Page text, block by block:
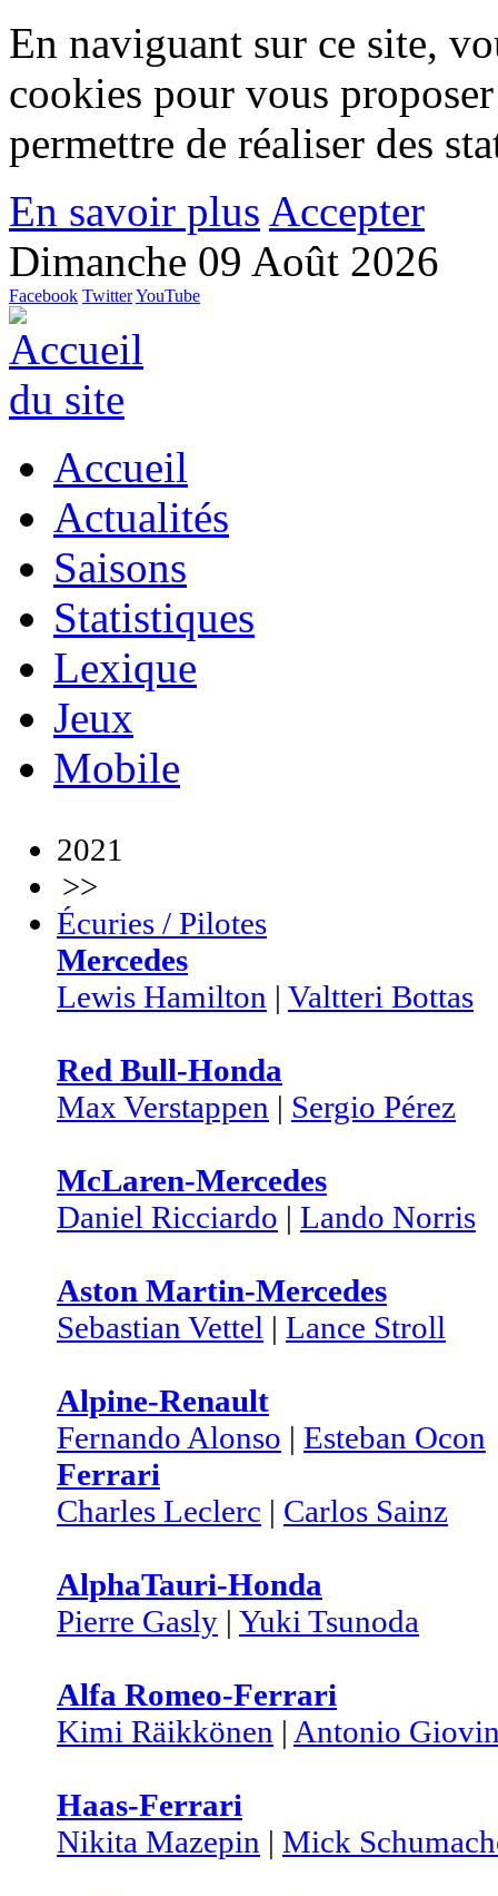
En naviguant sur ce site,
cookies pour vous
permettre de réaliser des
En savoir plus Accepter
Dimanche 09 Août 2026
Facebook TwitterYouTube
Accueil
Actualités
Saisons
Statistiques
Lexique
Jeux
Mobile
2021
>>
Écuries / Pilotes
Mercedes
Lewis Hamilton | Valtteri Bottas
Red Bull-Honda
Max Verstappen | Sergio Pérez
McLaren-Mercedes
Daniel Ricciardo | Lando Norris
Aston Martin-Mercedes
Sebastian Vettel | Lance Stroll
Alpine-Renault
Fernando Alonso | Esteban Ocon
Ferrari
Charles Leclerc | Carlos Sainz
AlphaTauri-Honda
Pierre Gasly | Yuki Tsunoda
Alfa Romeo-Ferrari
Kimi Räikkönen | Antonio
Haas-Ferrari
Nikita Mazepin | Mick